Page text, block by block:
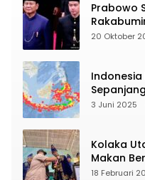
Prabowo
Presiden
20 Oktober
Indonesia
Yang
3 Juni 2025
Kolaka
Makan
Terbanyak
18 Februari